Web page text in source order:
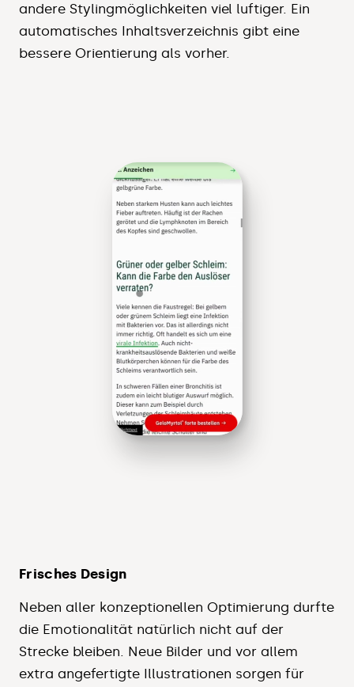
andere Stylingmöglichkeiten viel luftiger. Ein
automatisches Inhaltsverzeichnis gibt eine
bessere Orientierung als vorher.
Frisches Design
Neben aller konzeptionellen Optimierung durfte
die Emotionalität natürlich nicht auf der
Strecke bleiben. Neue Bilder und vor allem
extra angefertigte Illustrationen sorgen für